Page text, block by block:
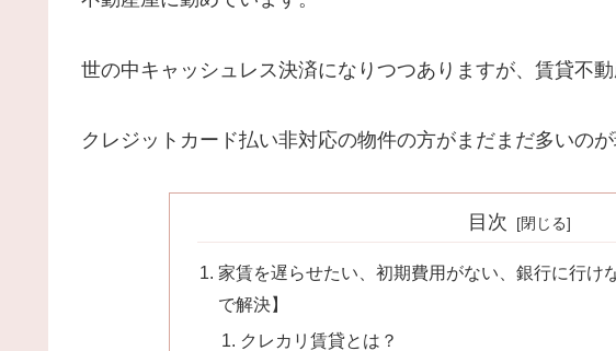
世の中キャッシュレス決済になりつつありますが、賃貸不
クレジットカード払い非対応の物件の方がまだまだ多いのが
目次
家賃を遅らせたい、初期費用がない、銀行に行け
で解決】
クレカリ賃貸とは？